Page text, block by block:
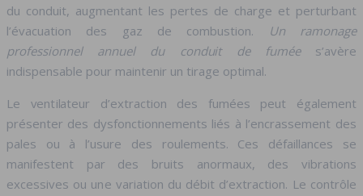
du conduit, augmentant les pertes de charge et perturbant
l’évacuation des gaz de combustion.
Un ramonage
professionnel annuel du conduit de fumée s’avère
indispensable pour maintenir un tirage optimal.
Le ventilateur d’extraction des fumées peut également
présenter des dysfonctionnements liés à l’encrassement des
pales ou à l’usure des roulements. Ces défaillances se
manifestent par des bruits anormaux, des vibrations
excessives ou une variation du débit d’extraction. Le contrôle